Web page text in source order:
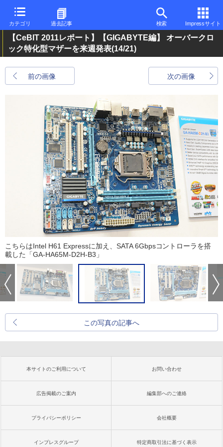
カテゴリ 過去記事 検索 Impressサイト
【CeBIT 2011レポート】【GIGABYTE編】 オーバークロ
ック特化型マザーを来週発表(14/21)
前の画像 次の画像
こちらはIntel H61 Expressに加え、SATA 6Gbpsコントローラを搭
載した「GA-HA65M-D2H-B3」
この写真の記事へ
本サイトのご利用について お問い合わせ
広告掲載のご案内 編集部へのご連絡
プライバシーポリシー 会社概要
インプレスグループ 特定商取引法に基づく表示